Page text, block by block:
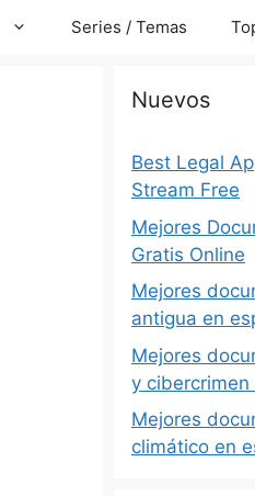
Series / Temas
Nuevos
Best Legal
Stream Free
Mejores
Gratis Online
Mejores
antigua en
Mejores
y cibercrimen
Mejores
climático en